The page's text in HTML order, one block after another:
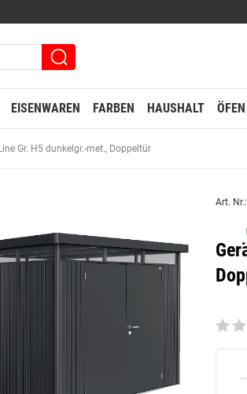
EISENWAREN FARBEN HAUSHALT ÖFEN
Gr. H5 dunkelgr.-met., Doppeltür
Art.
-